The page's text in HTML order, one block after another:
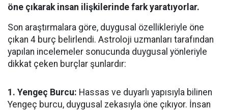
öne çıkarak insan ilişkilerinde fark yaratıyorlar.
Son araştırmalara göre, duygusal özellikleriyle öne
çıkan 4 burç belirlendi. Astroloji uzmanları tarafından
yapılan incelemeler sonucunda duygusal yönleriyle
dikkat çeken burçlar şunlardır:
1. Yengeç Burcu: Hassas ve duyarlı yapısıyla bilinen
Yengeç burcu, duygusal zekasıyla öne çıkıyor. İnsan